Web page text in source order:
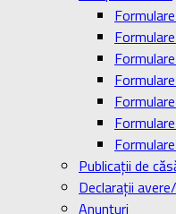
Publicaţii de
Declaraţii
Anunţuri